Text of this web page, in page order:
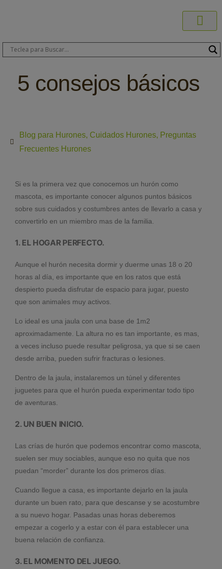
5 consejos básicos
Blog para Hurones, Cuidados Hurones, Preguntas
Frecuentes Hurones
Si es la primera vez que conocemos un hurón como
mascota, es importante conocer algunos puntos básicos
sobre sus cuidados y costumbres antes de llevarlo a casa y
convertirlo en un miembro mas de la familia.
1. EL HOGAR PERFECTO.
Aunque el hurón necesita dormir y duerme unas 18 o 20
horas al día, es importante que en los ratos que está
despierto pueda disfrutar de espacio para jugar, puesto
que son animales muy activos.
Lo ideal es una jaula con una base de 1m2
aproximadamente. La altura no es tan importante, es mas,
a veces incluso puede resultar peligrosa, ya que si se caen
desde arriba, pueden sufrir fracturas o lesiones.
Dentro de la jaula, instalaremos un túnel y diferentes
juguetes para que el hurón pueda experimentar todo tipo
de aventuras.
2. UN BUEN INICIO.
Las crías de hurón que podemos encontrar como mascota,
suelen ser muy sociables, aunque eso no quita que nos
puedan “morder” durante los dos primeros días.
Cuando llegue a casa, es importante dejarlo en la jaula
durante un buen rato, para que descanse y se acostumbre
a su nuevo hogar. Pasadas unas horas deberemos
empezar a cogerlo y a estar con él para establecer una
buena relación de confianza.
3. EL MOMENTO DEL JUEGO.